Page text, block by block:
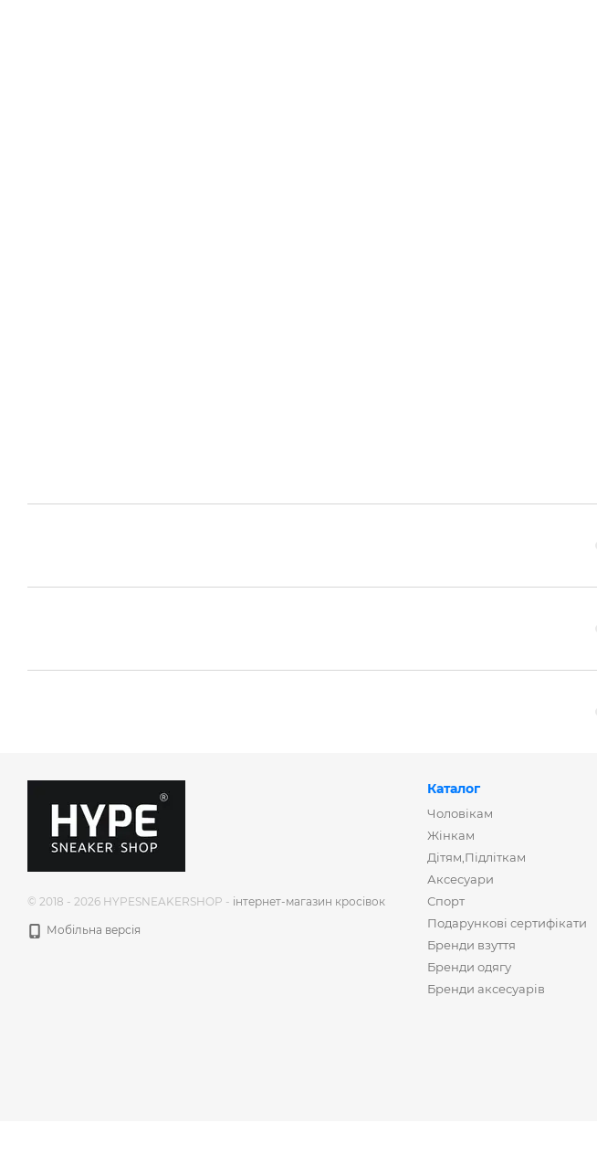
© 2018 - 2026 HYPESNEAKERSHOP - інтернет-магазин кросівок
Мобільна версія
Каталог
Чоловікам
Жінкам
Дітям,Підліткам
Аксесуари
Спорт
Подарункові сертифікати
Бренди взуття
Бренди одягу
Бренди аксесуарів